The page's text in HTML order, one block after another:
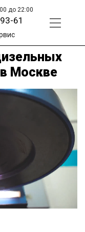
до 22:00
61
Москве